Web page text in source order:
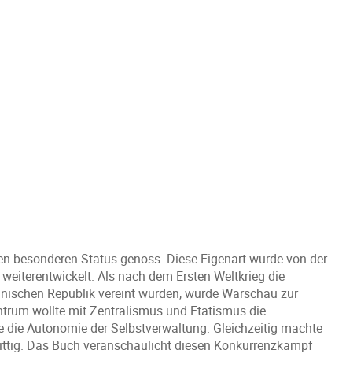
besonderen Status genoss. Diese Eigenart wurde von der
Als nach dem Ersten Weltkrieg die
Republik vereint wurden, wurde Warschau zur
wollte mit Zentralismus und Etatismus die
Autonomie der Selbstverwaltung. Gleichzeitig machte
Das Buch veranschaulicht diesen Konkurrenzkampf